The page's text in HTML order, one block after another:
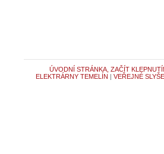
ÚVODNÍ STRÁNKA, ZAČÍT
ELEKTRÁRNY TEMELÍN | VEŘEJNÉ